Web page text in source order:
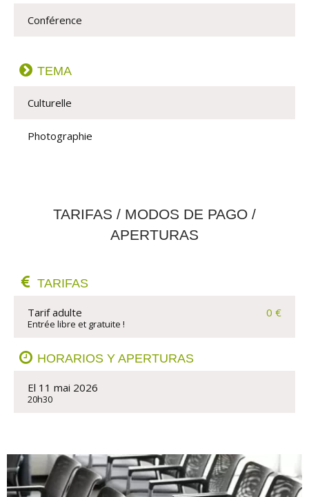
Conférence
TEMA
Culturelle
Photographie
TARIFAS / MODOS DE PAGO /
APERTURAS
TARIFAS
Tarif adulte 0 €
Entrée libre et gratuite !
HORARIOS Y APERTURAS
El 11 mai 2026
20h30